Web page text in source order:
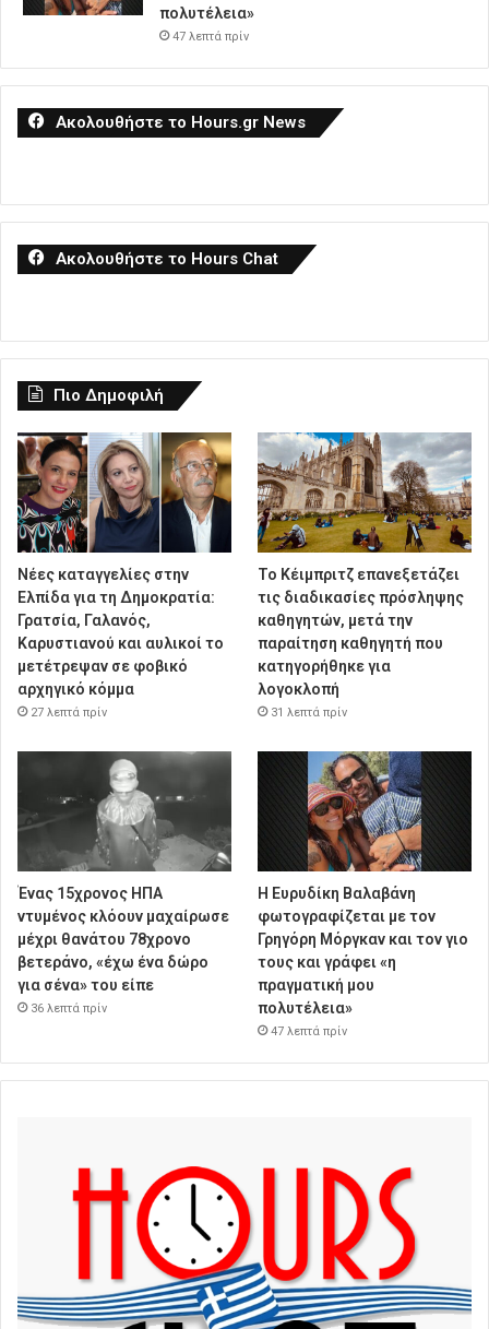
πολυτέλεια»
47 λεπτά πρίν
Ακολουθήστε το Hours.gr News
Ακολουθήστε το Hours Chat
Πιο Δημοφιλή
Νέες καταγγελίες στην
Ελπίδα για τη Δημοκρατία:
Γρατσία, Γαλανός,
Καρυστιανού και αυλικοί το
μετέτρεψαν σε φοβικό
αρχηγικό κόμμα
27 λεπτά πρίν
Το Κέιμπριτζ επανεξετάζει
τις διαδικασίες πρόσληψης
καθηγητών, μετά την
παραίτηση καθηγητή που
κατηγορήθηκε για
λογοκλοπή
31 λεπτά πρίν
Ένας 15χρονος ΗΠΑ
ντυμένος κλόουν μαχαίρωσε
μέχρι θανάτου 78χρονο
βετεράνο, «έχω ένα δώρο
για σένα» του είπε
36 λεπτά πρίν
Η Ευρυδίκη Βαλαβάνη
φωτογραφίζεται με τον
Γρηγόρη Μόργκαν και τον γιο
τους και γράφει «η
πραγματική μου
πολυτέλεια»
47 λεπτά πρίν